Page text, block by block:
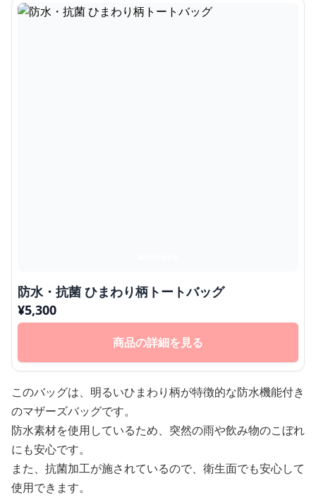
防水・抗菌 ひまわり柄トートバッグ
¥5,300
商品の詳細を見る
このバッグは、明るいひまわり柄が特徴的な防水機能付き
のマザーズバッグです。
防水素材を使用しているため、突然の雨や飲み物のこぼれ
にも安心です。
また、抗菌加工が施されているので、衛生面でも安心して
使用できます。